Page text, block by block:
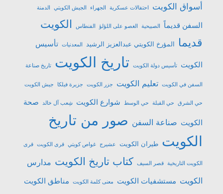
أسواق الكويت
احتفالات عسكرية الجهراء الجيش الكويتي الدمنة
السفن قديماً الصبيحية الغصو على اللؤلؤ الفنطاس
الكويت
قديما
المؤرخ الكويتي عبدالعزيز الرشيد المعدنيات تأسيس
الكويت تأسيس دولة الكويت تاريخ الكويت تاريخ صناعة
السفن في الكويت تعليم الكويت جزر الكويت جزيرة فيلكا جيش الكويت
حي الشرق حي القبلة حي الوسط شوارع الكويت شِعب آل خالد صحة
الكويت صناعة السفن صور من تاريخ
الكويت طيران الكويت عشیرج غواص كويتي قرى الكويت قرى
الكويت التاريخية قصر السيف كتاب تاريخ الكويت مدارس
الكويت مستشفيات الكويت معنى كلمة الكويت مناطق الكويت